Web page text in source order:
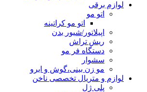
لوازم برقی
اتو مو
اتو مو کراتینه
اپیلاتور/شیور بدن
ریش تراش
دستگاه فر مو
سشوار
مو زن بینی،گوش و ابرو
لوازم و متریال تخصصی ناخن
پلی ژل